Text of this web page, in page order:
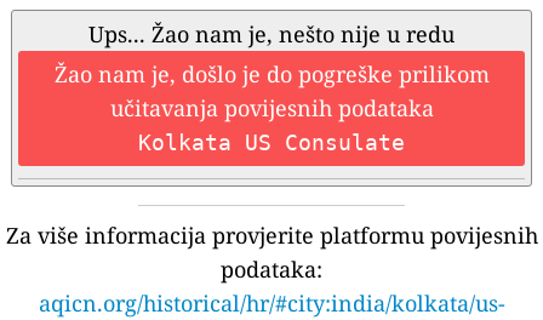
Ups... Žao nam je, nešto nije u redu
Žao nam je, došlo je do pogreške prilikom
učitavanja povijesnih podataka
Kolkata US Consulate
Za više informacija provjerite platformu povijesnih
podataka:
aqicn.org/historical/hr/#city:india/kolkata/us-